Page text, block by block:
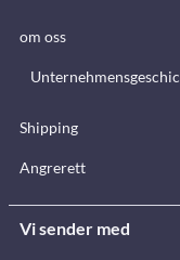
om oss
Shipping
Angrerett
Vi sender med